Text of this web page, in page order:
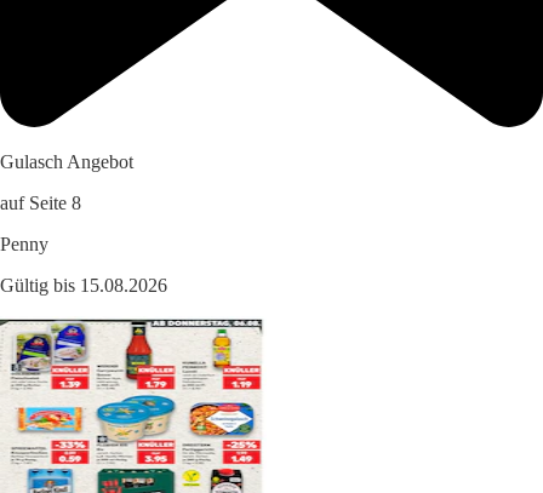
Gulasch Angebot
auf Seite 8
Penny
Gültig bis 15.08.2026